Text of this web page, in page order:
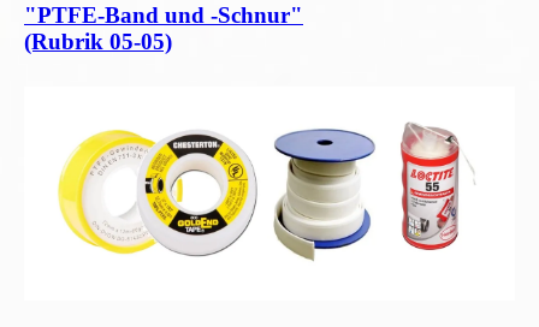
"PTFE-Band und -Schnur"
(Rubrik 05-05)